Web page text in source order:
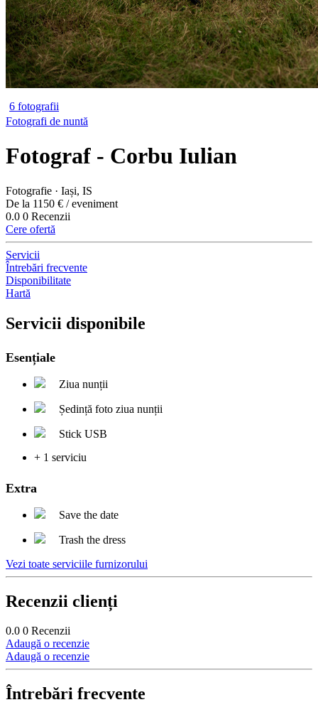
6 fotografii
Fotografi de nuntă
Fotograf - Corbu Iulian
Fotografie · Iași, IS
De la 1150 € / eveniment
0.0 0 Recenzii
Cere ofertă
Servicii
Întrebări frecvente
Disponibilitate
Hartă
Servicii disponibile
Esențiale
Ziua nunții
Ședință foto ziua nunții
Stick USB
+ 1 serviciu
Extra
Save the date
Trash the dress
Vezi toate serviciile furnizorului
Recenzii clienți
0.0 0 Recenzii
Adaugă o recenzie
Adaugă o recenzie
Întrebări frecvente